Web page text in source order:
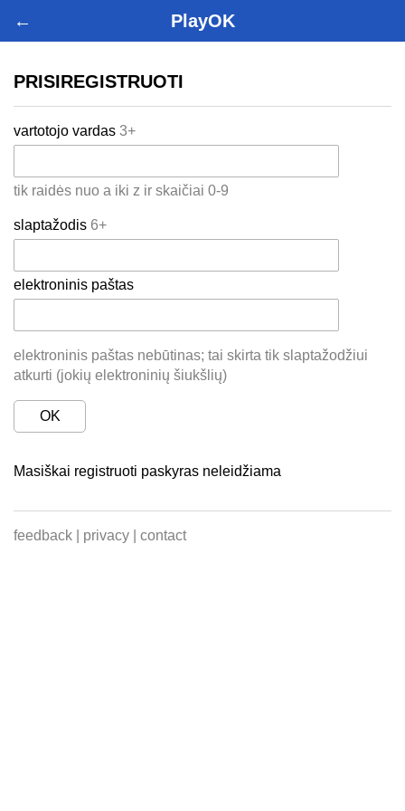
← PlayOK
PRISIREGISTRUOTI
vartotojo vardas 3+
tik raidės nuo a iki z ir skaičiai 0-9
slaptažodis 6+
elektroninis paštas
elektroninis paštas nebūtinas; tai skirta tik slaptažodžiui
atkurti (jokių elektroninių šiukšlių)
OK
Masiškai registruoti paskyras neleidžiama
feedback privacy contact